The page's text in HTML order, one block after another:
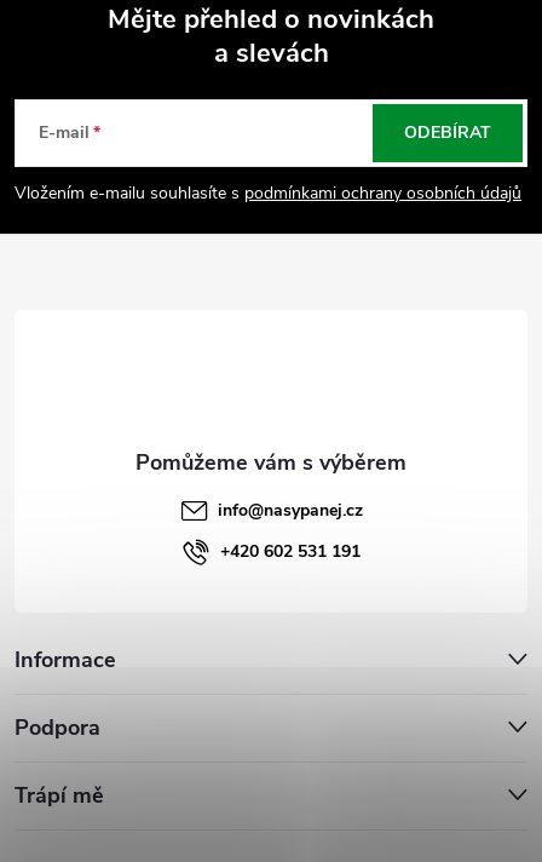
p
a
Mějte přehled o novinkách
a slevách
E-mail
Vložením e-mailu souhlasíte s podmínkami ochrany osobních údajů
ODEBÍRAT
Informace
Podpora
Trápí mě
info@nasypanej.cz
+420 602 531 191